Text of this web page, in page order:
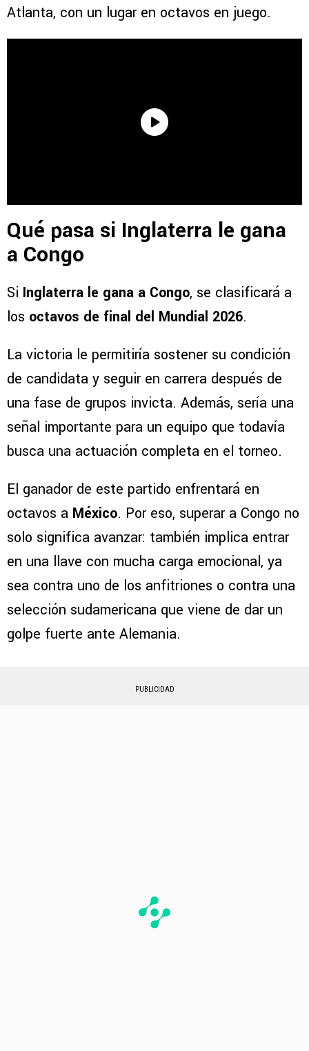
Atlanta, con un lugar en octavos en juego.
Qué pasa si Inglaterra le gana
a Congo
Si Inglaterra le gana a Congo, se clasificará a
los octavos de final del Mundial 2026.
La victoria le permitiría sostener su condición
de candidata y seguir en carrera después de
una fase de grupos invicta. Además, sería una
señal importante para un equipo que todavía
busca una actuación completa en el torneo.
El ganador de este partido enfrentará en
octavos a México. Por eso, superar a Congo no
solo significa avanzar: también implica entrar
en una llave con mucha carga emocional, ya
sea contra uno de los anfitriones o contra una
selección sudamericana que viene de dar un
golpe fuerte ante Alemania.
PUBLICIDAD